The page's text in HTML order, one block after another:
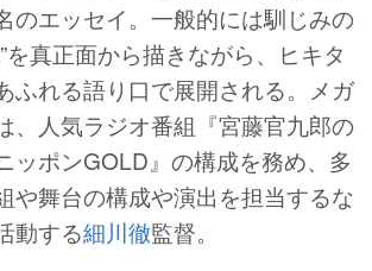
のエッセイ。一般的には馴じみの
を真正面から描きながら、ヒキタ
ふれる語り口で展開される。メガ
、人気ラジオ番組『宮藤官九郎の
ッポンGOLD』の構成を務め、多
や舞台の構成や演出を担当するな
動する細川徹監督。